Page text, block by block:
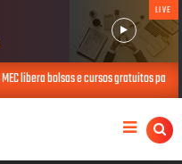
LIVE
MEC libera bolsas e cursos gratuitos